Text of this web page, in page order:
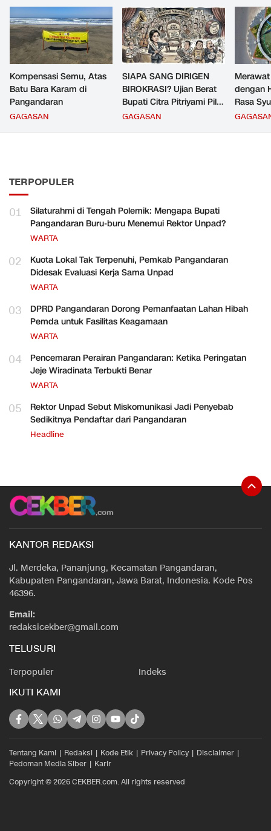
Kompensasi Semu, Atas
Batu Bara Karam di
Pangandaran
GAGASAN
SIAPA SANG DIRIGEN
BIROKRASI? Ujian Berat
Bupati Citra Pitriyami Pilih
Komandan PNS
GAGASAN
dengan
Rasa
TERPOPULER
01
Silaturahmi di Tengah Polemik: Mengapa Bupati
Pangandaran Buru-buru Menemui Rektor Unpad?
WARTA
02
Kuota Lokal Tak Terpenuhi, Pemkab Pangandaran
Didesak Evaluasi Kerja Sama Unpad
WARTA
03
DPRD Pangandaran Dorong Pemanfaatan Lahan Hibah
Pemda untuk Fasilitas Keagamaan
WARTA
04
Pencemaran Perairan Pangandaran: Ketika Peringatan
Jeje Wiradinata Terbukti Benar
WARTA
05
Rektor Unpad Sebut Miskomunikasi Jadi Penyebab
Sedikitnya Pendaftar dari Pangandaran
Headline
KANTOR REDAKSI
Jl. Merdeka, Pananjung, Kecamatan Pangandaran,
Kabupaten Pangandaran, Jawa Barat, Indonesia. Kode Pos
46396.
Email:
redaksicekber@gmail.com
TELUSURI
Terpopuler Indeks
IKUTI KAMI
Tentang Kami Redaksi Kode Etik Privacy Policy
Disclaimer
Pedoman Media Siber
Karir
Copyright © 2026 CEKBER.com. All rights reserved